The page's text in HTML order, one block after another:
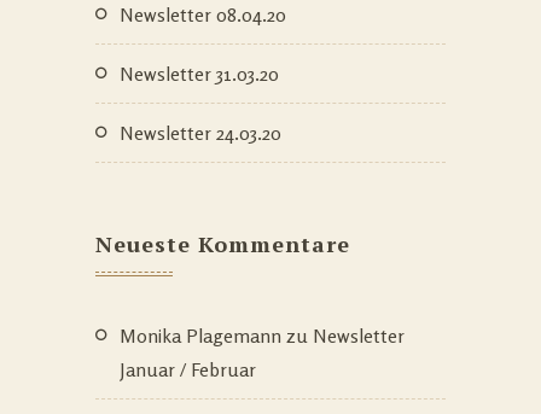
Newsletter 08.04.20
Newsletter 31.03.20
Newsletter 24.03.20
Neueste Kommentare
Monika Plagemann zu Newsletter
Januar / Februar